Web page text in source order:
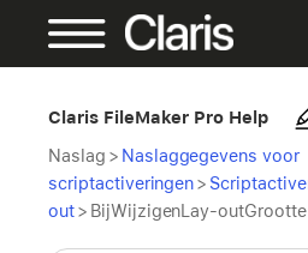
Claris FileMaker Pro Help
Naslag > Naslaggegevens voor
scriptactiveringen>
out> BijWijzigenLay-outGrootte